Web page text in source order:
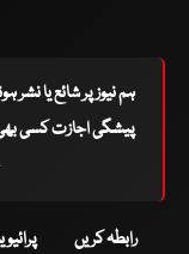
ہم نیوز پر شائع یا نشر
پیشگی اجازت کسی
رابطہ کریں